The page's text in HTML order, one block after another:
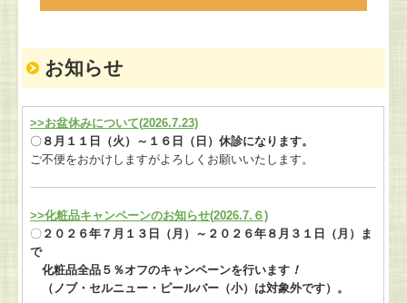
お知らせ
>>お盆休みについて(2026.7.23)
〇 ８月１１日（火）～１６日（日）休診になります。
ご不便をおかけしますがよろしくお願いいたします。
>>化粧品キャンペーンのお知らせ(2026.7.６)
〇 ２０２６年７月１３日（月）～２０２６年８月３１日（月）ま
で
化粧品全品５％オフのキャンペーンを行います ！
（ノブ・セルニュー・ピールバー（小）は対象外です）。